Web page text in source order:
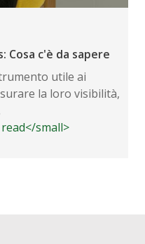
Cosa c'è da sapere
utile ai
la loro visibilità,
small>